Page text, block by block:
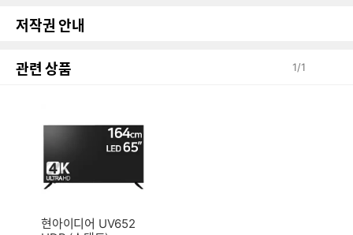
저작권 안내
관련 상품 1/1
현아이디어 UV652